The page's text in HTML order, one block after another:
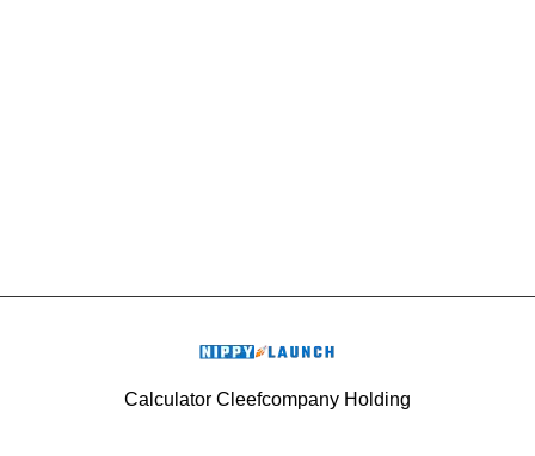
Calculator Cleefcompany Holding